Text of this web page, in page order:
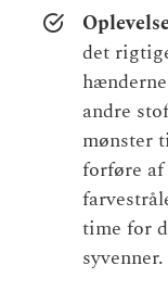
det
andre
mønster
forføre
time for